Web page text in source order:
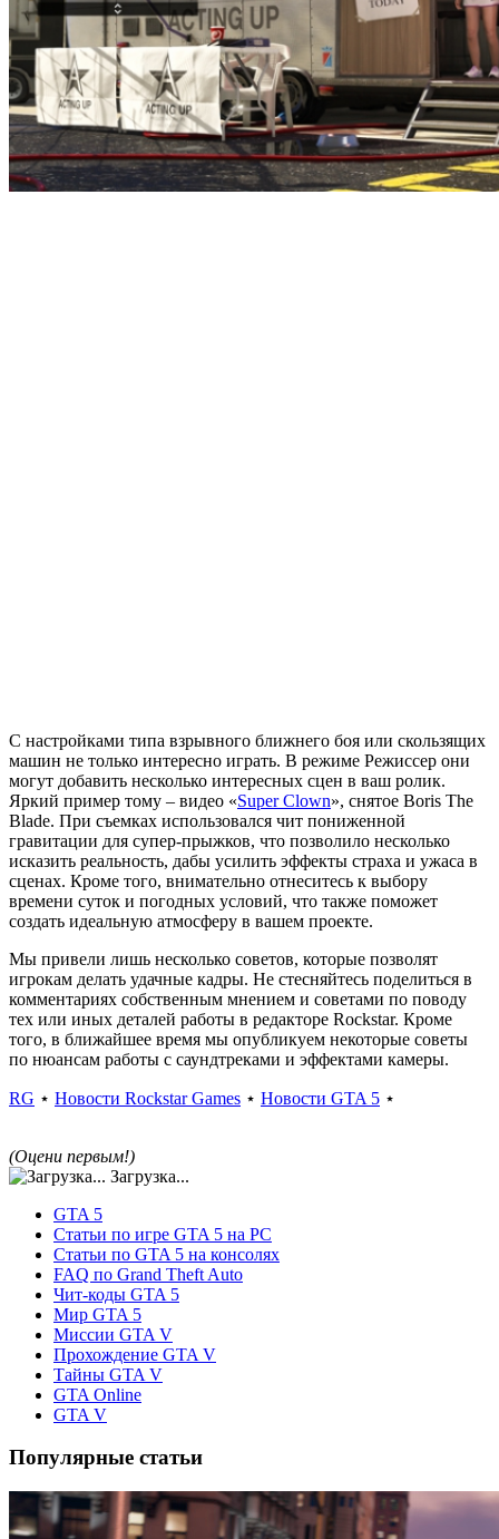
С настройками типа взрывного ближнего боя или скользящих
машин не только интересно играть. В режиме Режиссер они
могут добавить несколько интересных сцен в ваш ролик.
Яркий пример тому – видео «Super Clown», снятое Boris The
Blade. При съемках использовался чит пониженной
гравитации для супер-прыжков, что позволило несколько
исказить реальность, дабы усилить эффекты страха и ужаса в
сценах. Кроме того, внимательно отнеситесь к выбору
времени суток и погодных условий, что также поможет
создать идеальную атмосферу в вашем проекте.
Мы привели лишь несколько советов, которые позволят
игрокам делать удачные кадры. Не стесняйтесь поделиться в
комментариях собственным мнением и советами по поводу
тех или иных деталей работы в редакторе Rockstar. Кроме
того, в ближайшее время мы опубликуем некоторые советы
по нюансам работы с саундтреками и эффектами камеры.
RG ⋆ Новости Rockstar Games ⋆ Новости GTA 5 ⋆
(Оцени первым!)
Загрузка...
GTA 5
Статьи по игре GTA 5 на PC
Статьи по GTA 5 на консолях
FAQ по Grand Theft Auto
Чит-коды GTA 5
Мир GTA 5
Миссии GTA V
Прохождение GTA V
Тайны GTA V
GTA Online
GTA V
Популярные статьи